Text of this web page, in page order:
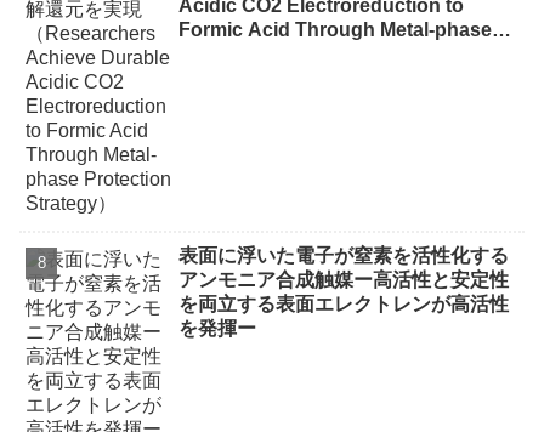
Acidic CO2 Electroreduction to
Formic Acid Through Metal-phase
表面に浮いた電子が窒素を活性化する
アンモニア合成触媒ー高活性と安定性
を両立する表面エレクトレンが高活性
を発揮ー